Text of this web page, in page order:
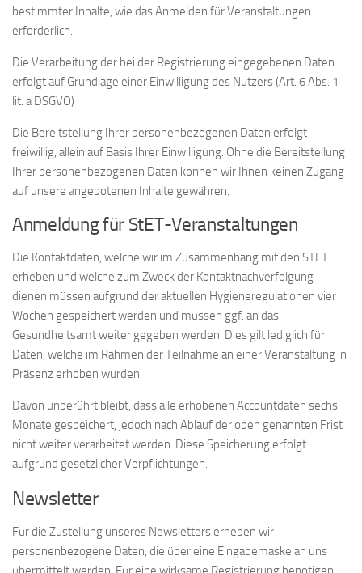
bestimmter Inhalte, wie das Anmelden für Veranstaltungen
erforderlich.
Die Verarbeitung der bei der Registrierung eingegebenen Daten
erfolgt auf Grundlage einer Einwilligung des Nutzers (Art. 6 Abs. 1
lit. a DSGVO)
Die Bereitstellung Ihrer personenbezogenen Daten erfolgt
freiwillig, allein auf Basis Ihrer Einwilligung. Ohne die Bereitstellung
Ihrer personenbezogenen Daten können wir Ihnen keinen Zugang
auf unsere angebotenen Inhalte gewähren.
Anmeldung für StET-Veranstaltungen
Die Kontaktdaten, welche wir im Zusammenhang mit den STET
erheben und welche zum Zweck der Kontaktnachverfolgung
dienen müssen aufgrund der aktuellen Hygieneregulationen vier
Wochen gespeichert werden und müssen ggf. an das
Gesundheitsamt weiter gegeben werden. Dies gilt lediglich für
Daten, welche im Rahmen der Teilnahme an einer Veranstaltung in
Präsenz erhoben wurden.
Davon unberührt bleibt, dass alle erhobenen Accountdaten sechs
Monate gespeichert, jedoch nach Ablauf der oben genannten Frist
nicht weiter verarbeitet werden. Diese Speicherung erfolgt
aufgrund gesetzlicher Verpflichtungen.
Newsletter
Für die Zustellung unseres Newsletters erheben wir
personenbezogene Daten, die über eine Eingabemaske an uns